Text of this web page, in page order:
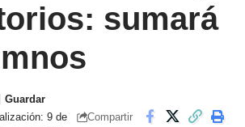
sumará
9 de
Compartir